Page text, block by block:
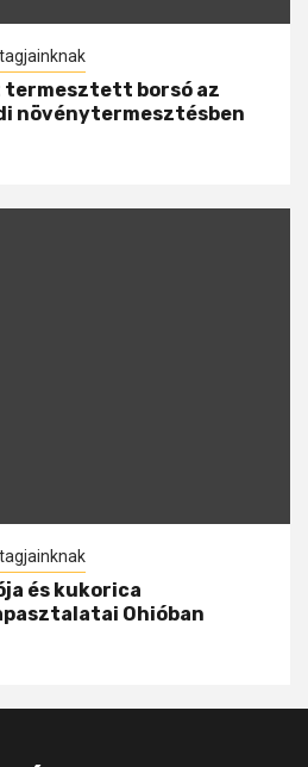
termesztett borsó az
növénytermesztésben
és kukorica
Ohióban